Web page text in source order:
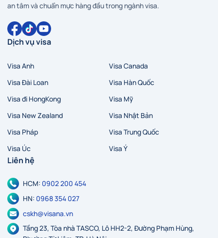
an tâm và chuẩn mực hàng đầu trong ngành visa.
Dịch vụ visa
Visa Anh
Visa Canada
Visa Đài Loan
Visa Hàn Quốc
Visa đi HongKong
Visa Mỹ
Visa New Zealand
Visa Nhật Bản
Visa Pháp
Visa Trung Quốc
Visa Úc
Visa Ý
Liên hệ
HCM: 0902 200 454
HN: 0968 354 027
cskh@visana.vn
Tầng 23, Tòa nhà TASCO, Lô HH2-2, Đường Phạm Hùng,